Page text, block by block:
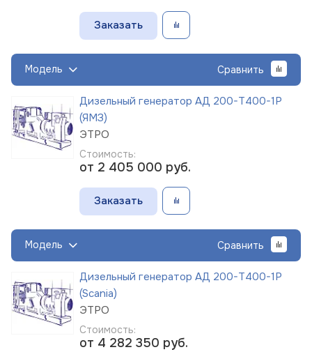
Заказать
Модель Сравнить
Дизельный генератор АД 200-Т400-1Р
(ЯМЗ)
ЭТРО
Стоимость:
от 2 405 000 руб.
Заказать
Модель Сравнить
Дизельный генератор АД 200-Т400-1Р
(Scania)
ЭТРО
Стоимость:
от 4 282 350 руб.